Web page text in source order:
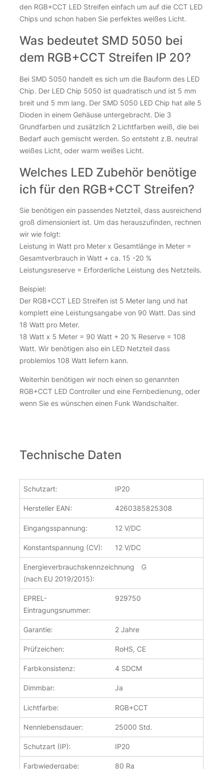
den RGB+CCT LED Streifen einfach um auf die CCT LED
Chips und schon haben Sie perfektes weißes Licht.
Was bedeutet SMD 5050 bei
dem RGB+CCT Streifen IP 20?
Bei SMD 5050 handelt es sich um die Bauform des LED
Chip. Der LED Chip 5050 ist quadratisch und ist 5 mm
breit und 5 mm lang. Der SMD 5050 LED Chip hat alle 5
Dioden in einem Gehäuse untergebracht. Die 3
Grundfarben und zusätzlich 2 Lichtfarben weiß, die bei
Bedarf auch gemischt werden. So entsteht z.B. neutral
weißes Licht, oder warm weißes Licht.
Welches LED Zubehör benötige
ich für den RGB+CCT Streifen?
Sie benötigen ein passendes Netzteil, dass ausreichend
groß dimensioniert ist. Um das herauszufinden, rechnen
wir wie folgt:
Leistung in Watt pro Meter x Gesamtlänge in Meter =
Gesamtverbrauch in Watt + ca. 15 -20 %
Leistungsreserve = Erforderliche Leistung des Netzteils.
Beispiel:
Der RGB+CCT LED Streifen ist 5 Meter lang und hat
komplett eine Leistungsangabe von 90 Watt. Das sind
18 Watt pro Meter.
18 Watt x 5 Meter = 90 Watt + 20 % Reserve = 108
Watt. Wir benötigen also ein LED Netzteil dass
problemlos 108 Watt liefern kann.
Weiterhin benötigen wir noch einen so genannten
RGB+CCT LED Controller und eine Fernbedienung, oder
wenn Sie es wünschen einen Funk Wandschalter.
Technische Daten
Schutzart: IP20
Hersteller EAN: 4260385825308
Eingangsspannung: 12 V/DC
Konstantspannung (CV): 12 V/DC
Energieverbrauchskennzeichnung
(nach EU 2019/2015):
G
EPREL-
Eintragungsnummer:
929750
Garantie: 2 Jahre
Prüfzeichen: RoHS, CE
Farbkonsistenz: 4 SDCM
Dimmbar: Ja
Lichtfarbe: RGB+CCT
Nennlebensdauer: 25000 Std.
Schutzart (IP): IP20
Farbwiedergabe: 80 Ra